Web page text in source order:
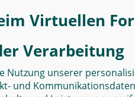
Virtuellen
Verarbeitung
Nutzung unserer
und